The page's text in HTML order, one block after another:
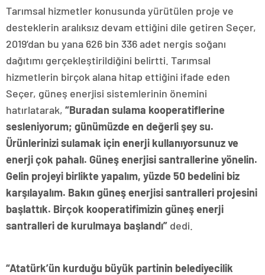
Tarımsal hizmetler konusunda yürütülen proje ve
desteklerin aralıksız devam ettiğini dile getiren Seçer,
2019’dan bu yana 626 bin 336 adet nergis soğanı
dağıtımı gerçekleştirildiğini belirtti. Tarımsal
hizmetlerin birçok alana hitap ettiğini ifade eden
Seçer, güneş enerjisi sistemlerinin önemini
hatırlatarak, “Buradan sulama kooperatiflerine
sesleniyorum; günümüzde en değerli şey su.
Ürünlerinizi sulamak için enerji kullanıyorsunuz ve
enerji çok pahalı. Güneş enerjisi santrallerine yönelin.
Gelin projeyi birlikte yapalım, yüzde 50 bedelini biz
karşılayalım. Bakın güneş enerjisi santralleri projesini
başlattık. Birçok kooperatifimizin güneş enerji
santralleri de kurulmaya başlandı” dedi.
“Atatürk’ün kurduğu büyük partinin belediyecilik